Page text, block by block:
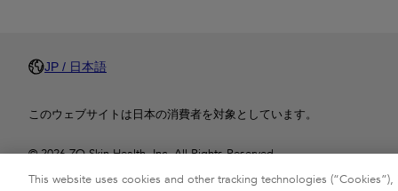
JP / 日本語
© 2026 ZO Skin Health, Inc. All Rights Reserved.
ZO®、ZO Skin Health®および関連するすべての商標・ロゴは、ZO Skin
このウェブサイトは日本の消費者を対象としています。
This website uses cookies and other tracking technologies